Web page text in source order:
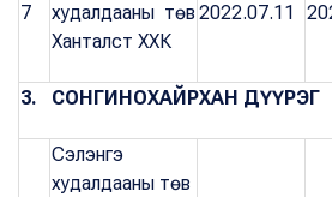
7
худалдааны төв
Ханталст ХХК
2022.07.11
3. СОНГИНОХАЙРХАН ДҮҮРЭГ
Сэлэнгэ
худалдааны төв